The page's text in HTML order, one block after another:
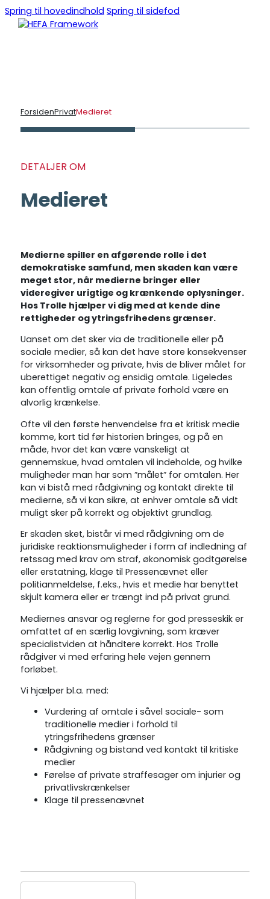
Spring til hovedindhold Spring til sidefod
ForsidenPrivatMedieret
DETALJER OM
Medieret
Medierne spiller en afgørende rolle i det
demokratiske samfund, men skaden kan være
meget stor, når medierne bringer eller
videregiver urigtige og krænkende oplysninger.
Hos Trolle hjælper vi dig med at kende dine
rettigheder og ytringsfrihedens grænser.
Uanset om det sker via de traditionelle eller på
sociale medier, så kan det have store konsekvenser
for virksomheder og private, hvis de bliver målet for
uberettiget negativ og ensidig omtale. Ligeledes
kan offentlig omtale af private forhold være en
alvorlig krænkelse.
Ofte vil den første henvendelse fra et kritisk medie
komme, kort tid før historien bringes, og på en
måde, hvor det kan være vanskeligt at
gennemskue, hvad omtalen vil indeholde, og hvilke
muligheder man har som ”målet” for omtalen. Her
kan vi bistå med rådgivning og kontakt direkte til
medierne, så vi kan sikre, at enhver omtale så vidt
muligt sker på korrekt og objektivt grundlag.
Er skaden sket, bistår vi med rådgivning om de
juridiske reaktionsmuligheder i form af indledning af
retssag med krav om straf, økonomisk godtgørelse
eller erstatning, klage til Pressenævnet eller
politianmeldelse, f.eks., hvis et medie har benyttet
skjult kamera eller er trængt ind på privat grund.
Mediernes ansvar og reglerne for god presseskik er
omfattet af en særlig lovgivning, som kræver
specialistviden at håndtere korrekt. Hos Trolle
rådgiver vi med erfaring hele vejen gennem
forløbet.
Vi hjælper bl.a. med:
Vurdering af omtale i såvel sociale- som
traditionelle medier i forhold til
ytringsfrihedens grænser
Rådgivning og bistand ved kontakt til kritiske
medier
Førelse af private straffesager om injurier og
privatlivskrænkelser
Klage til pressenævnet